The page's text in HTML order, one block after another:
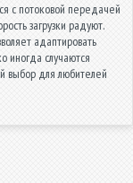
с потоковой передачей
загрузки радуют.
адаптировать
иногда случаются
выбор для любителей